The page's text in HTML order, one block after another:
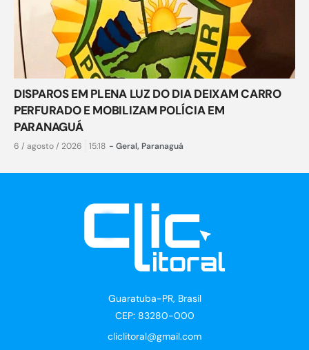
DISPAROS EM PLENA LUZ DO DIA DEIXAM CARRO
PERFURADO E MOBILIZAM POLÍCIA EM
PARANAGUÁ
6 / agosto / 2026 15:18 - Geral, Paranaguá
Guaratuba-PR, Brasil
CEP: 83280-000
cliclitoral@gmail.com